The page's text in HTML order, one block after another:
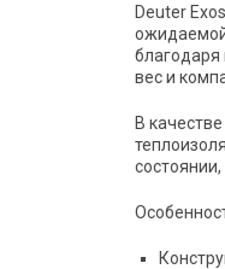
Deuter
ожидаемой
благодаря
вес и
В